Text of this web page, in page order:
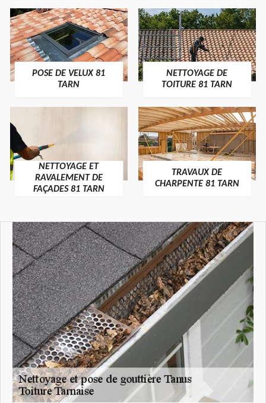
POSE DE VELUX 81
TARN
NETTOYAGE DE
TOITURE 81 TARN
NETTOYAGE ET
RAVALEMENT DE
FAÇADES 81 TARN
TRAVAUX DE
CHARPENTE 81 TARN